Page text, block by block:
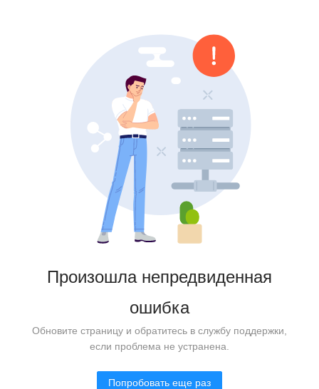
Произошла непредвиденная
ошибка
Обновите страницу и обратитесь в службу поддержки,
если проблема не устранена.
Попробовать еще раз